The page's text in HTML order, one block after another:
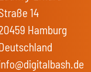
14
Hamburg